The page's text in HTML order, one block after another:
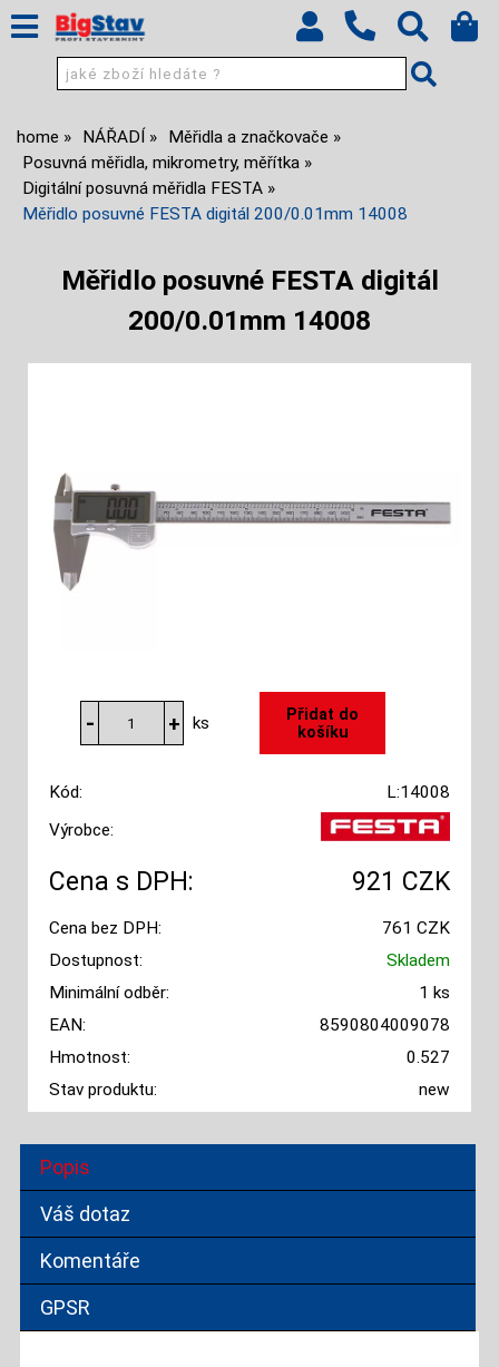
home NÁŘADÍ
Měřidla a značkovače
Posuvná měřidla, mikrometry, měřítka
Digitální posuvná měřidla FESTA
Měřidlo posuvné FESTA digitál 200/0.01mm 14008
Měřidlo posuvné FESTA digitál
200/0.01mm 14008
ks
Kód:
L:14008
Výrobce:
Cena s DPH: 921 CZK
Cena bez DPH:
761 CZK
Dostupnost:
Skladem
Minimální odběr:
1 ks
EAN:
8590804009078
Hmotnost:
0.527
Stav produktu:
new
Popis
Váš dotaz
Komentáře
GPSR